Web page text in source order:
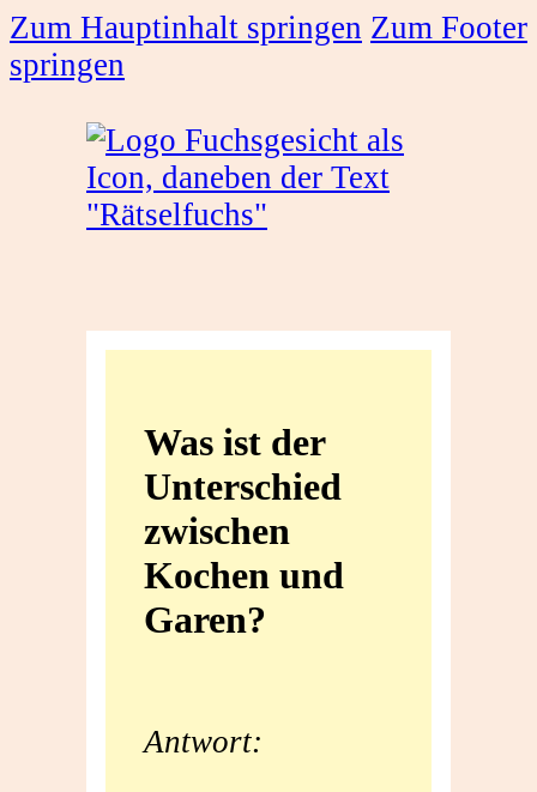
Zum Hauptinhalt springen Zum Footer
springen
Unterschied
zwischen
Kochen
Garen?
Was ist der
Unterschied
zwischen
Kochen und
Garen?
Antwort: